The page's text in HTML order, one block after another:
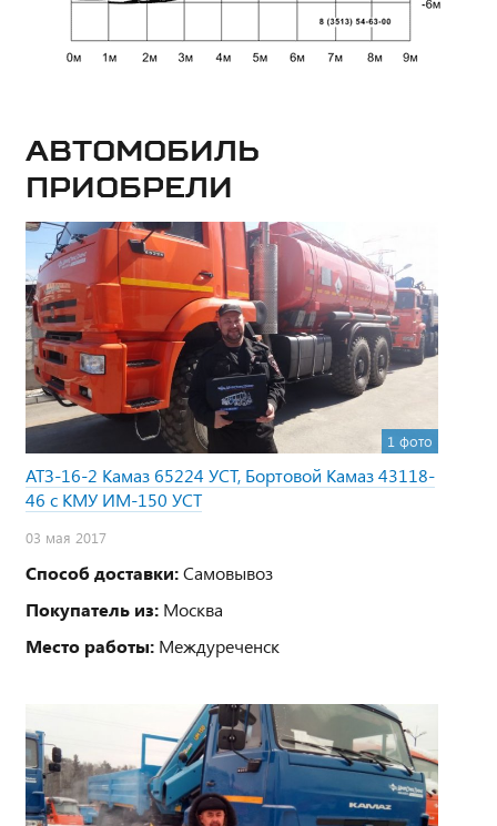
Автомобиль
приобрели
1 фото
АТЗ-16-2 Камаз 65224 УСТ, Бортовой Камаз 43118-
46 с КМУ ИМ-150 УСТ
03 мая 2017
Способ доставки:Самовывоз
Покупатель из: Москва
Место работы: Междуреченск